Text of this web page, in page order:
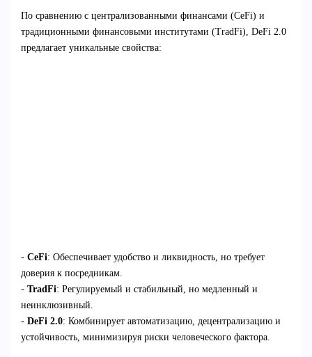
По сравнению с централизованными финансами (CeFi) и
традиционными финансовыми институтами (TradFi), DeFi 2.0
предлагает уникальные свойства:
- CeFi: Обеспечивает удобство и ликвидность, но требует
доверия к посредникам.
- TradFi: Регулируемый и стабильный, но медленный и
неинклюзивный.
- DeFi 2.0: Комбинирует автоматизацию, децентрализацию и
устойчивость, минимизируя риски человеческого фактора.